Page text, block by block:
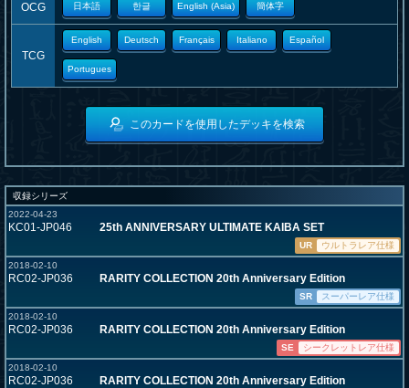
OCG 日本語 한글 English (Asia) 簡体字
TCG
English Deutsch Français Italiano Español
Portugues
このカードを使用したデッキを検索
収録シリーズ
2022-04-23
KC01-JP046 25th ANNIVERSARY ULTIMATE KAIBA SET
UR
ウルトラレア仕様
2018-02-10
RC02-JP036 RARITY COLLECTION 20th Anniversary Edition
SR
スーパーレア仕様
2018-02-10
RC02-JP036 RARITY COLLECTION 20th Anniversary Edition
SE
シークレットレア仕様
2018-02-10
RC02-JP036 RARITY COLLECTION 20th Anniversary Edition